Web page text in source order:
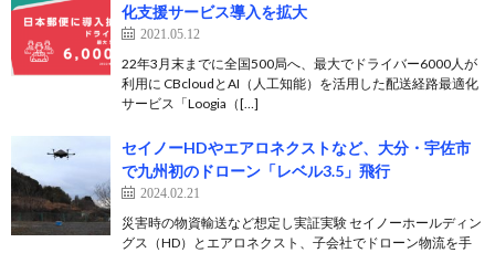
化支援サービス導入を拡大
2021.05.12
22年3月末までに全国500局へ、最大でドライバー6000人が
利用に CBcloudとAI（人工知能）を活用した配送経路最適化
サービス「Loogia（[…]
セイノーHDやエアロネクストなど、大分・宇佐市
で九州初のドローン「レベル3.5」飛行
2024.02.21
災害時の物資輸送など想定し実証実験 セイノーホールディン
グス（HD）とエアロネクスト、子会社でドローン物流を手